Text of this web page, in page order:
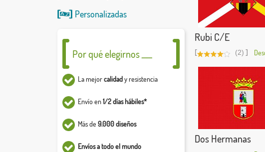
Personalizadas
Por qué elegirnos ___
La mejorcalidady resistencia
Envío en1/2 días hábiles*
Más de 9.000 diseños
Envíos a todo el mundo
Rubi C/E
[ (2) ]
Dos Hermanas